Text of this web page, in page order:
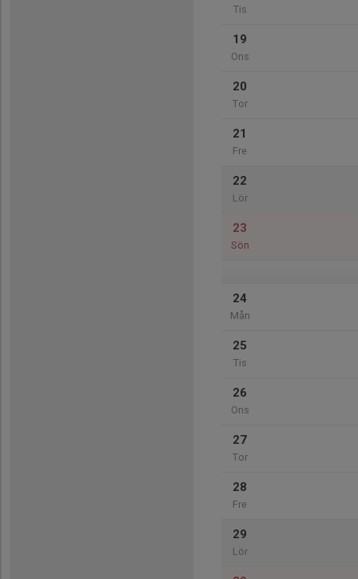
Tis
19
Ons
20
Tor
21
Fre
22
Lör
23
Sön
24
Mån
25
Tis
26
Ons
27
Tor
28
Fre
29
Lör